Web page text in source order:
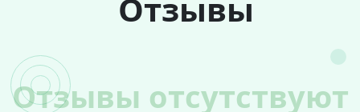
Отзывы
Отзывы отсутствуют